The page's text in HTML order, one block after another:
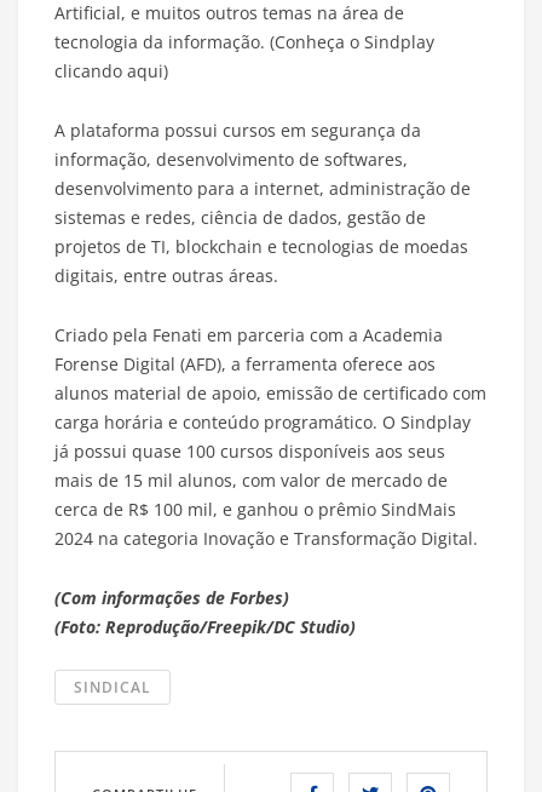
Artificial, e muitos outros temas na área de
tecnologia da informação. (Conheça o Sindplay
clicando aqui)
A plataforma possui cursos em segurança da
informação, desenvolvimento de softwares,
desenvolvimento para a internet, administração de
sistemas e redes, ciência de dados, gestão de
projetos de TI, blockchain e tecnologias de moedas
digitais, entre outras áreas.
Criado pela Fenati em parceria com a Academia
Forense Digital (AFD), a ferramenta oferece aos
alunos material de apoio, emissão de certificado com
carga horária e conteúdo programático. O Sindplay
já possui quase 100 cursos disponíveis aos seus
mais de 15 mil alunos, com valor de mercado de
cerca de R$ 100 mil, e ganhou o prêmio SindMais
2024 na categoria Inovação e Transformação Digital.
(Com informações de Forbes)
(Foto: Reprodução/Freepik/DC Studio)
SINDICAL